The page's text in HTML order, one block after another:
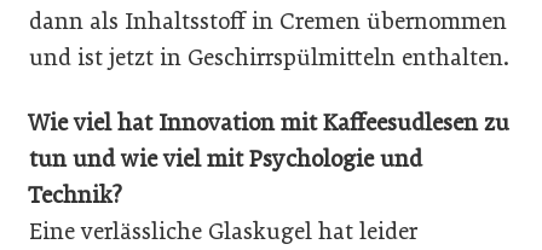
dann als Inhaltsstoff in Cremen übernommen
und ist jetzt in Geschirrspülmitteln enthalten.
Wie viel hat Innovation mit Kaffeesudlesen zu
tun und wie viel mit Psychologie und
Technik?
Eine verlässliche Glaskugel hat leider